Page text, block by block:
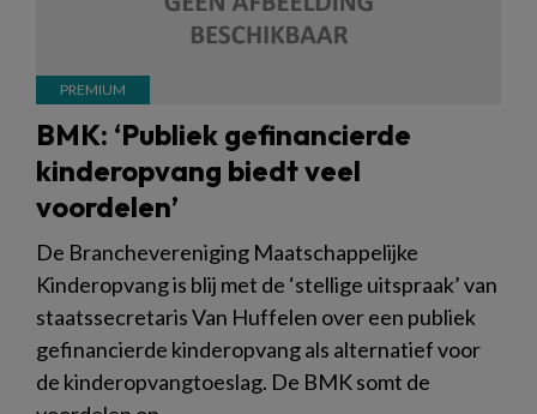
BMK: ‘Publiek gefinancierde
kinderopvang biedt veel
voordelen’
De Branchevereniging Maatschappelijke
Kinderopvang is blij met de ‘stellige uitspraak’ van
staatssecretaris Van Huffelen over een publiek
gefinancierde kinderopvang als alternatief voor
de kinderopvangtoeslag. De BMK somt de